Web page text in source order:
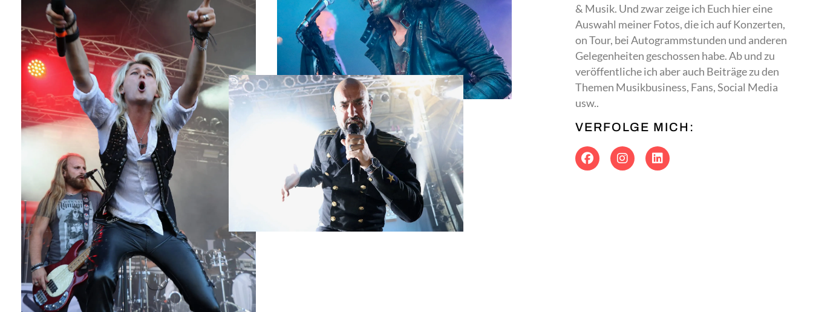
& Musik. Und zwar zeige ich Euch hier eine
Auswahl meiner Fotos, die ich auf Konzerten,
on Tour, bei Autogrammstunden und anderen
Gelegenheiten geschossen habe. Ab und zu
veröffentliche ich aber auch Beiträge zu den
Themen Musikbusiness, Fans, Social Media
usw..
VERFOLGE MICH: